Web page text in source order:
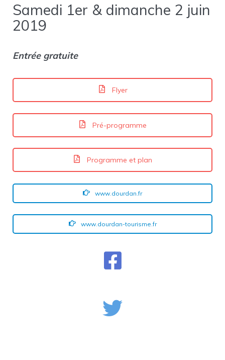
Samedi 1er & dimanche 2 juin
2019
Entrée gratuite
Flyer
Pré-programme
Programme et plan
www.dourdan.fr
www.dourdan-tourisme.fr